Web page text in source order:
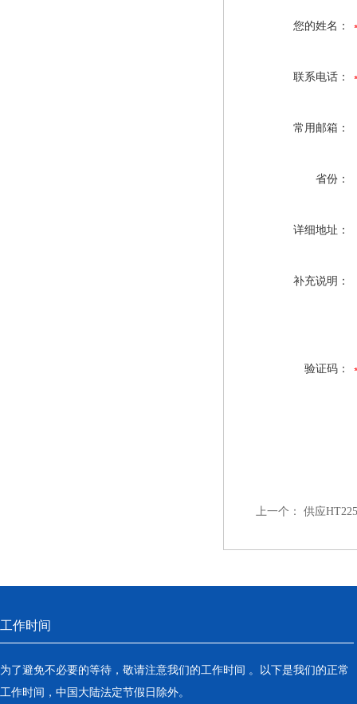
您的姓名：
联系电话：
常用邮箱：
省份：
详细地址：
补充说明：
验证码：
上一个： 供应
工作时间
为了避免不必要的等待，敬请注意我们的工作时间 。以下是我们的正常
工作时间，中国大陆法定节假日除外。